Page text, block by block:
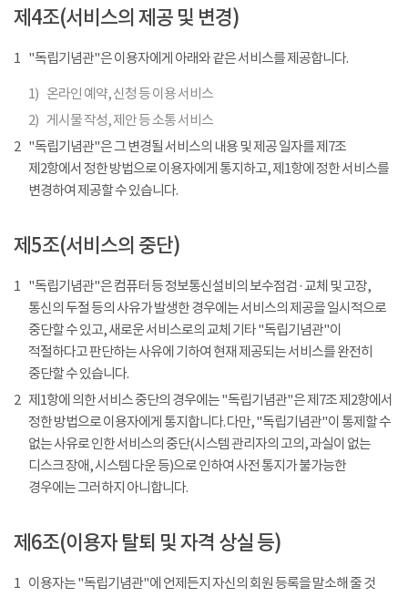
제4조(서비스의 제공 및 변경)
1 "독립기념관"은 이용자에게 아래와 같은 서비스를 제공합니다.
1) 온라인 예약, 신청 등 이용 서비스
2) 게시물 작성, 제안 등 소통 서비스
2 "독립기념관"은 그 변경될 서비스의 내용 및 제공 일자를 제7조
제2항에서 정한 방법으로 이용자에게 통지하고, 제1항에 정한 서비스를
변경하여 제공할 수 있습니다.
제5조(서비스의 중단)
1 "독립기념관"은 컴퓨터 등 정보통신설비의 보수점검 · 교체 및 고장,
통신의 두절 등의 사유가 발생한 경우에는 서비스의 제공을 일시적으로
중단할 수 있고, 새로운 서비스로의 교체 기타 "독립기념관"이
적절하다고 판단하는 사유에 기하여 현재 제공되는 서비스를 완전히
중단할 수 있습니다.
2 제1항에 의한 서비스 중단의 경우에는 "독립기념관"은 제7조 제2항에서
정한 방법으로 이용자에게 통지합니다. 다만, "독립기념관"이 통제할 수
없는 사유로 인한 서비스의 중단(시스템 관리자의 고의, 과실이 없는
디스크 장애, 시스템 다운 등)으로 인하여 사전 통지가 불가능한
경우에는 그러하지 아니합니다.
제6조(이용자 탈퇴 및 자격 상실 등)
1 이용자는 "독립기념관"에 언제든지 자신의 회원 등록을 말소해 줄 것